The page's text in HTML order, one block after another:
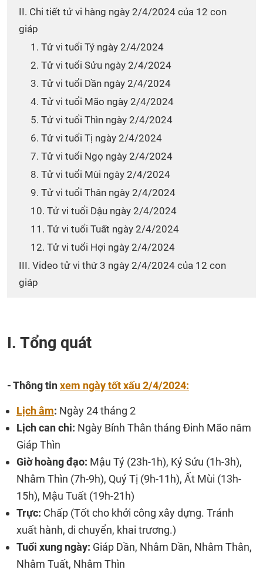
II. Chi tiết tử vi hàng ngày 2/4/2024 của 12 con
giáp
1. Tử vi tuổi Tý ngày 2/4/2024
2. Tử vi tuổi Sửu ngày 2/4/2024
3. Tử vi tuổi Dần ngày 2/4/2024
4. Tử vi tuổi Mão ngày 2/4/2024
5. Tử vi tuổi Thìn ngày 2/4/2024
6. Tử vi tuổi Tị ngày 2/4/2024
7. Tử vi tuổi Ngọ ngày 2/4/2024
8. Tử vi tuổi Mùi ngày 2/4/2024
9. Tử vi tuổi Thân ngày 2/4/2024
10. Tử vi tuổi Dậu ngày 2/4/2024
11. Tử vi tuổi Tuất ngày 2/4/2024
12. Tử vi tuổi Hợi ngày 2/4/2024
III. Video tử vi thứ 3 ngày 2/4/2024 của 12 con
giáp
I. Tổng quát
- Thông tinxem ngày tốt xấu 2/4/2024:
Lịch âm: Ngày 24 tháng 2
Lịch can chi: Ngày Bính Thân tháng Đinh Mão năm
Giáp Thìn
Giờ hoàng đạo: Mậu Tý (23h-1h), Kỷ Sửu (1h-3h),
Nhâm Thìn (7h-9h), Quý Tị (9h-11h), Ất Mùi (13h-
15h), Mậu Tuất (19h-21h)
Trực: Chấp (Tốt cho khởi công xây dựng. Tránh
xuất hành, di chuyển, khai trương.)
Tuổi xung ngày: Giáp Dần, Nhâm Dần, Nhâm Thân,
Nhâm Tuất, Nhâm Thìn